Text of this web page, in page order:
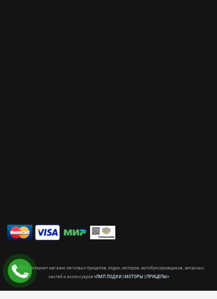
© 2020 Интернет магазин легковых прицепов, лодок, моторов, мотобуксировщиков, запасных
частей и аксессуаров«ЛМП ЛОДКИ | МОТОРЫ | ПРИЦЕПЫ»